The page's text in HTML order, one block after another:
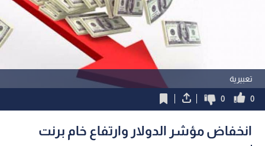
تعبيرية
0
0
انخفاض مؤشر الدولار وارتفاع خام برنت